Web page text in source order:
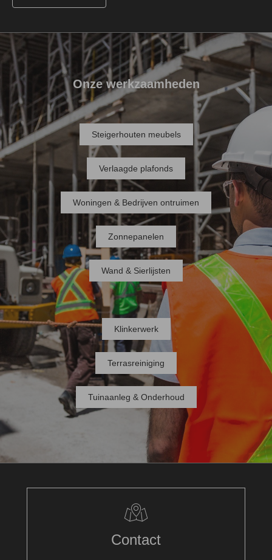
Onze werkzaamheden
Steigerhouten meubels
Verlaagde plafonds
Woningen & Bedrijven ontruimen
Zonnepanelen
Wand & Sierlijsten
Klinkerwerk
Terrasreiniging
Tuinaanleg & Onderhoud
Contact